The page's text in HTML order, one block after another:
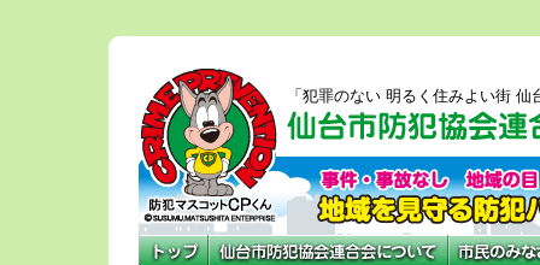
「犯罪のない 明るく住みよい街